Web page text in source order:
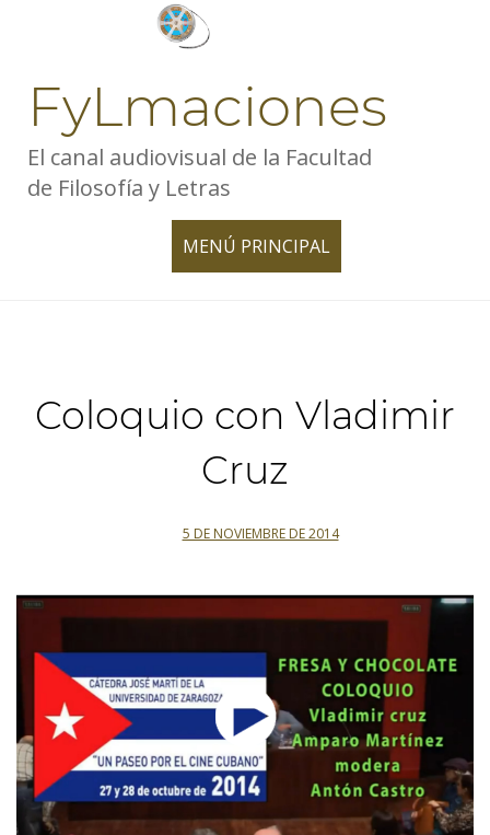
FyLmaciones
El canal audiovisual de la Facultad
de Filosofía y Letras
MENÚ PRINCIPAL
TOGGLE
Coloquio con Vladimir
Cruz
5 DE NOVIEMBRE DE 2014